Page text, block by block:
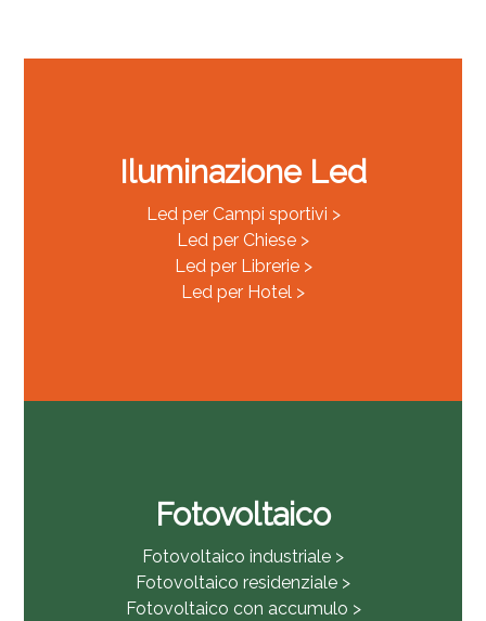
Iluminazione Led
Led per Campi sportivi >
Led per Chiese >
Led per Librerie >
Led per Hotel >
Fotovoltaico
Fotovoltaico industriale >
Fotovoltaico residenziale >
Fotovoltaico con accumulo >